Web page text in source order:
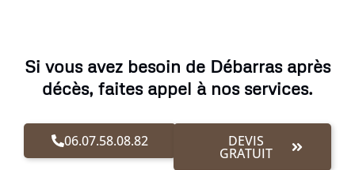
Si vous avez besoin de Débarras après
décès, faites appel à nos services.
06.07.58.08.82 DEVIS
GRATUIT